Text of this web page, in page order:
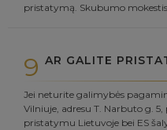
pristatymą. Skubumo
9 AR GALITE
Jei neturite galimybės
Vilniuje, adresu T. Narbuto g.
pristatymu Lietuvoje bei ES